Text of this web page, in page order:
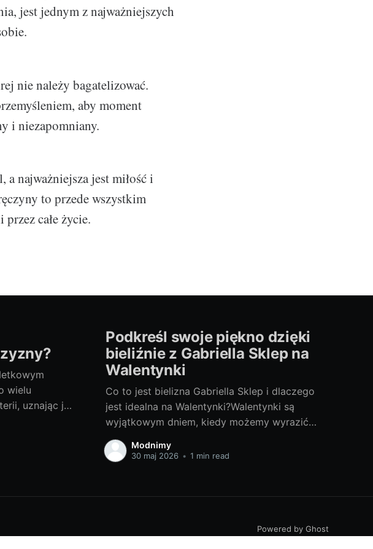
jest jednym z najważniejszych
nie należy bagatelizować.
aby moment
i niezapomniany.
najważniejsza jest miłość i
to przede wszystkim
całe życie.
wielu
uznając ją
ten
dodatki
Podkreśl swoje piękno dzięki
bieliźnie z Gabriella Sklep na
Walentynki
Co to jest bielizna Gabriella Sklep i dlaczego
jest idealna na Walentynki?Walentynki są
wyjątkowym dniem, kiedy możemy wyrazić
swoje uczucia poprzez drobne gesty, które
pokazują, ile nam na naszych partnerach
dobranie odpowiedniej bielizny. Rozważ wybór
Modnimy
30 maj 2026 • 1 min read
Powered by Ghost